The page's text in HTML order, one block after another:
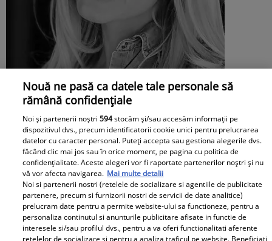
Mesaj emoționant pentru Denisa
Răducu, la 9 ani de la moartea artistei:
„Vocea Denisei s-a stins, dar ecoul ei
continuă să răsune”
Nouă ne pasă ca datele tale personale să
rămână confidențiale
Noi și partenerii noștri594stocăm și/sau accesăm informații pe
dispozitivul dvs., precum identificatorii cookie unici pentru prelucrarea
datelor cu caracter personal. Puteți accepta sau gestiona alegerile dvs.
făcând clic mai jos sau în orice moment, pe pagina cu politica de
confidențialitate. Aceste alegeri vor fi raportate partenerilor noștri și nu
vă vor afecta navigarea. Mai multe detalii
Noi si partenerii nostri (retelele de socializare si agentiile de publicitate
partenere, precum si furnizorii nostri de servicii de date analitice)
prelucram date pentru a permite website-ului sa functioneze, pentru a
personaliza continutul si anunturile publicitare afisate in functie de
interesele si/sau profilul dvs., pentru a va oferi functionalitati aferente